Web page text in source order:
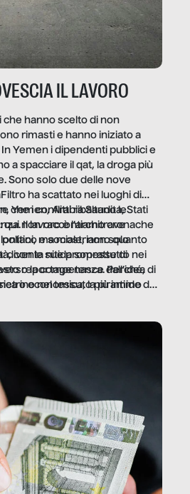
IL LAVORO
che hanno scelto di non
rimasti e hanno iniziato a
Yemen i dipendenti pubblici e
a spacciare il qat, la droga più
Sono solo due delle nove
ha scattato nei luoghi di
che i conflitti ribaltano le
Il lavoro è l’architrave
e sociale, non solo
diventa nitida soprattutto nei
reportage nasce dall’idea
nel tessuto più intimo
Yemen, Arabia Saudita, Stati
qui non raccontiamo cronache
ma mostriamo quanto
con le sue promesse di
la competenza. Perché, di
o economica, la piramide del